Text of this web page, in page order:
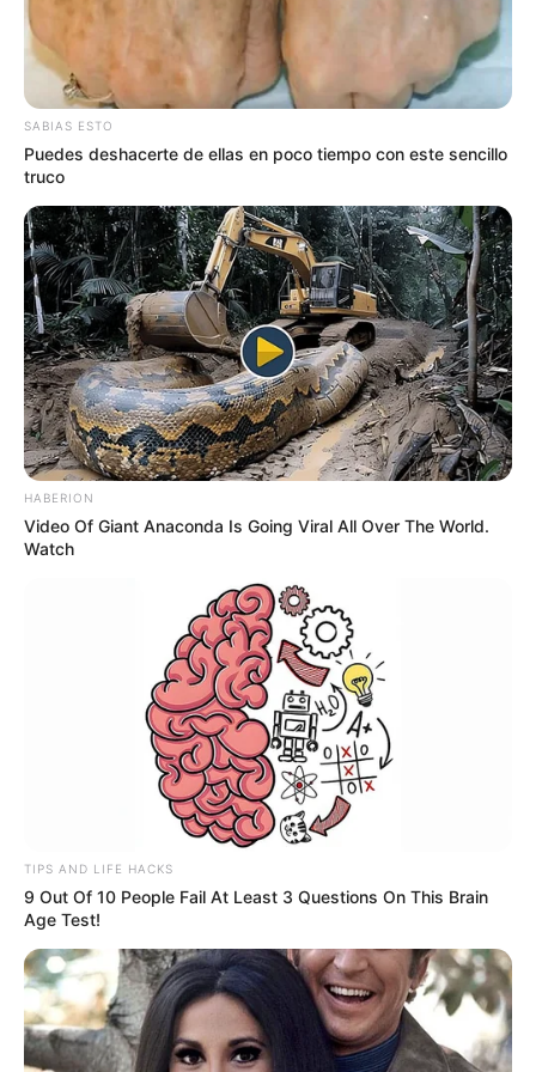
El mandatario señaló que el objetivo principales
recuperar el pavimento deteriorado y mejorar las
región. “Vamos a intervenir un corredor de gran
mal estado y que requiere una rehabilitación integral”,
Rey reveló los detalles de la obra
De acuerdo con la información compartida,
tendrá una duración de siete meses y contará con una
inversión de $25.000 millones.En ese tiempo se
realizará el reemplazo de la estructura actual de la
calzada por una carpeta asfáltica de alto desempeño.
Según Rey, esta carpeta tendrá espesores variables de
hasta 20 centímetros y se utilizarán mezclas modificadas
con polímeros, con el objetivo de quela vía tenga mayor
resistencia frente al paso de vehículos de carga pesada.
En otras noticias:¿Disidencias están operando en
Cundinamarca? Jorge Rey dio detalles claves
SABIAS ESTO
Puedes deshacerte de ellas en poco tiempo con este sencillo
truco
HABERION
Video Of Giant Anaconda Is Going Viral All Over The World.
Watch
TIPS AND LIFE HACKS
9 Out Of 10 People Fail At Least 3 Questions On This Brain
Age Test!